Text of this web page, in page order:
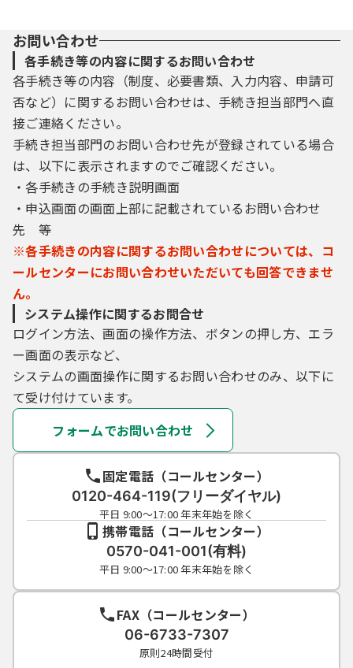
お問い合わせ
各手続き等の内容に関するお問い合わせ
各手続き等の内容（制度、必要書類、入力内容、申請可
否など）に関するお問い合わせは、手続き担当部門へ直
接ご連絡ください。
手続き担当部門のお問い合わせ先が登録されている場合
は、以下に表示されますのでご確認ください。
・各手続きの手続き説明画面
・申込画面の画面上部に記載されているお問い合わせ
先 等
※各手続きの内容に関するお問い合わせについては、コ
ールセンターにお問い合わせいただいても回答できませ
ん。
システム操作に関するお問合せ
ログイン方法、画面の操作方法、ボタンの押し方、エラ
ー画面の表示など、
システムの画面操作に関するお問い合わせのみ、以下に
て受け付けています。
フォームでお問い合わせ
固定電話（コールセンター）
0120-464-119(フリーダイヤル)
平日 9:00～17:00 年末年始を除く
携帯電話（コールセンター）
0570-041-001(有料)
平日 9:00～17:00 年末年始を除く
FAX（コールセンター）
06-6733-7307
原則24時間受付